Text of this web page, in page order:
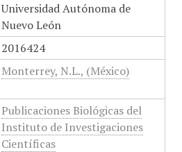
Universidad Autónoma de
Nuevo León
2016424
Monterrey, N.L., (México)
Publicaciones Biológicas del
Instituto de Investigaciones
Científicas